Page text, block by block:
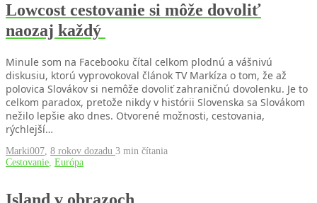
Lowcost cestovanie si môže dovoliť
naozaj každý
Minule som na Facebooku čítal celkom plodnú a vášnivú
diskusiu, ktorú vyprovokoval článok TV Markíza o tom, že až
polovica Slovákov si nemôže dovoliť zahraničnú dovolenku. Je to
celkom paradox, pretože nikdy v histórii Slovenska sa Slovákom
nežilo lepšie ako dnes. Otvorené možnosti, cestovania,
rýchlejší…
Marki007, 8 rokov dozadu 3 min čítania
Cestovanie, Európa